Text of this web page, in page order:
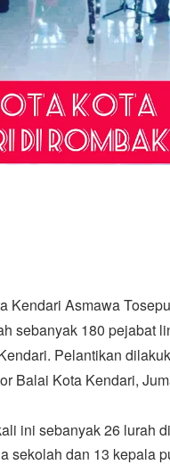
Kendari Asmawa
sebanyak 180 pejabat
Pelantikan
Balai Kota Kendari,
ini sebanyak 26 lurah
sekolah dan 13 kepala